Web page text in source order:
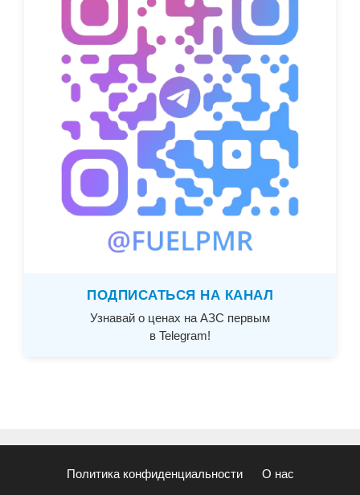
ПОДПИСАТЬСЯ НА КАНАЛ
Узнавай о ценах на АЗС первым
в Telegram!
Политика конфиденциальности О нас